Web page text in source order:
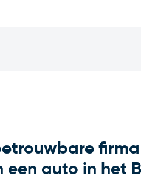
een auto in het